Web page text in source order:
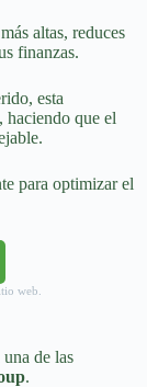
altas, reduces
finanzas.
esta
que el
para optimizar el
web.
de las
.